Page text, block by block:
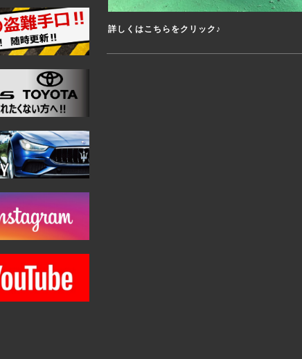
詳しくはこちらをクリック♪